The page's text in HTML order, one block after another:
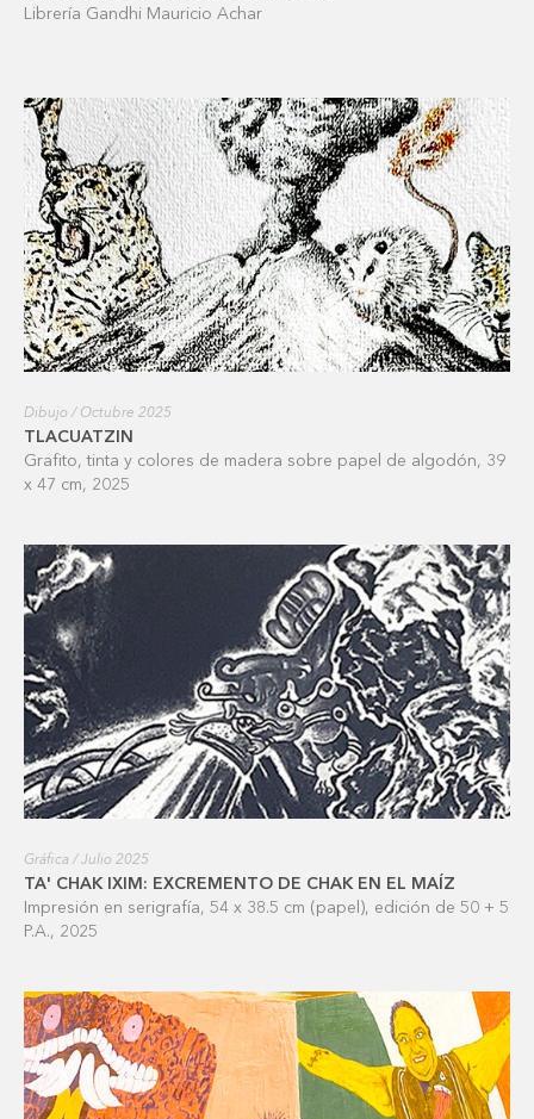
Librería Gandhi Mauricio Achar
Dibujo / Octubre 2025
TLACUATZIN
Grafito, tinta y colores de madera sobre papel de algodón, 39
x 47 cm, 2025
Gráfica / Julio 2025
TA' CHAK IXIM: EXCREMENTO DE CHAK EN EL MAÍZ
Impresión en serigrafía, 54 x 38.5 cm (papel), edición de 50 + 5
P.A., 2025